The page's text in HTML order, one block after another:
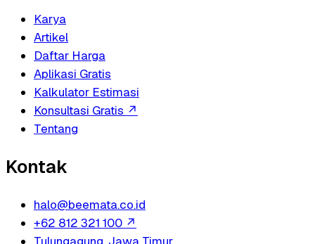
Karya
Artikel
Daftar Harga
Aplikasi Gratis
Kalkulator Estimasi
Konsultasi Gratis ↗
Tentang
Kontak
halo@beemata.co.id
+62 812 321 100 ↗